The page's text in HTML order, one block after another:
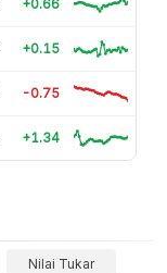
+0.66
+0.15
-0.75
+1.34
Nilai Tukar